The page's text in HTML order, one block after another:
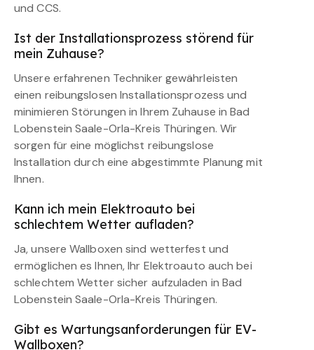
und CCS.
Ist der Installationsprozess störend für
mein Zuhause?
Unsere erfahrenen Techniker gewährleisten
einen reibungslosen Installationsprozess und
minimieren Störungen in Ihrem Zuhause in Bad
Lobenstein Saale-Orla-Kreis Thüringen. Wir
sorgen für eine möglichst reibungslose
Installation durch eine abgestimmte Planung mit
Ihnen.
Kann ich mein Elektroauto bei
schlechtem Wetter aufladen?
Ja, unsere Wallboxen sind wetterfest und
ermöglichen es Ihnen, Ihr Elektroauto auch bei
schlechtem Wetter sicher aufzuladen in Bad
Lobenstein Saale-Orla-Kreis Thüringen.
Gibt es Wartungsanforderungen für EV-
Wallboxen?